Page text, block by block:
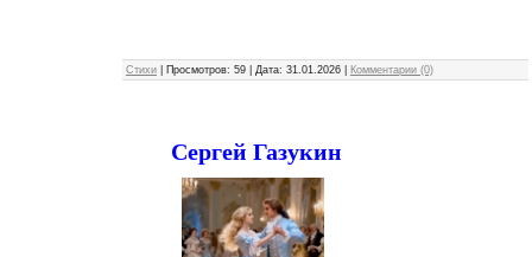
Стихи Просмотров: 59 Дата: 31.01.2026 Комментарии (0)
Сергей Газукин